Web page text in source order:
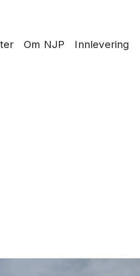
Om NJP Innlevering